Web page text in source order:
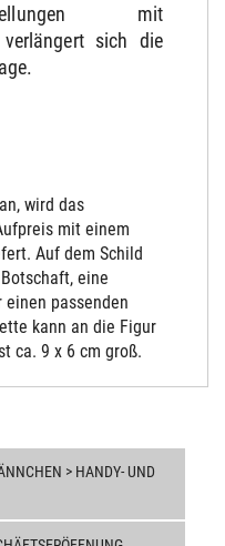
mit
sich die
wird das
mit einem
Auf dem Schild
eine
einen passenden
kann an die Figur
ca. 9 x 6 cm groß.
> HANDY- UND